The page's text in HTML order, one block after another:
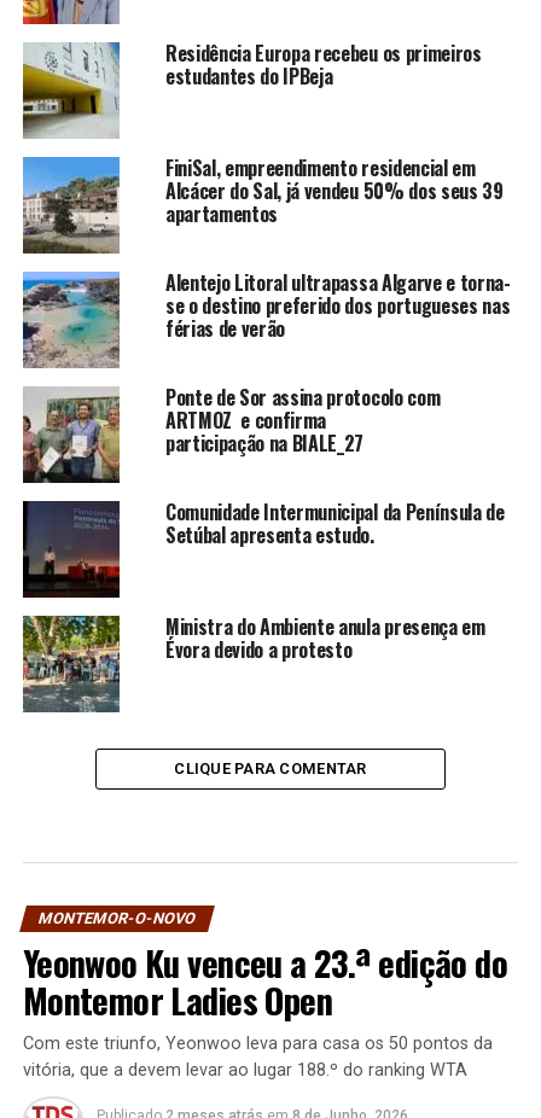
Residência Europa recebeu os primeiros
estudantes do IPBeja
FiniSal, empreendimento residencial em
Alcácer do Sal, já vendeu 50% dos seus 39
apartamentos
Alentejo Litoral ultrapassa Algarve e torna-
se o destino preferido dos portugueses nas
férias de verão
Ponte de Sor assina protocolo com
ARTMOZ e confirma
participação na BIALE_27
Comunidade Intermunicipal da Península de
Setúbal apresenta estudo.
Ministra do Ambiente anula presença em
Évora devido a protesto
CLIQUE PARA COMENTAR
MONTEMOR-O-NOVO
Yeonwoo Ku venceu a 23.ª edição do
Montemor Ladies Open
Com este triunfo, Yeonwoo leva para casa os 50 pontos da
vitória, que a devem levar ao lugar 188.º do ranking WTA